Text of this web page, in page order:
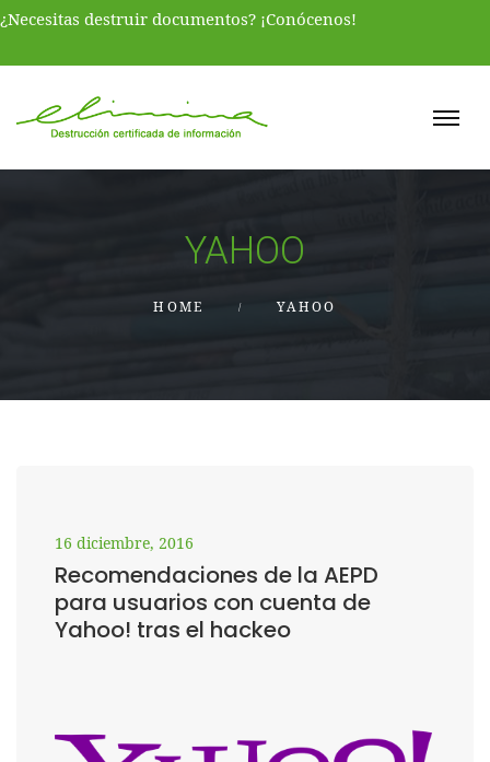
¿Necesitas destruir documentos? ¡Conócenos!
YAHOO
HOME YAHOO
16 diciembre, 2016
Recomendaciones de la AEPD
para usuarios con cuenta de
Yahoo! tras el hackeo